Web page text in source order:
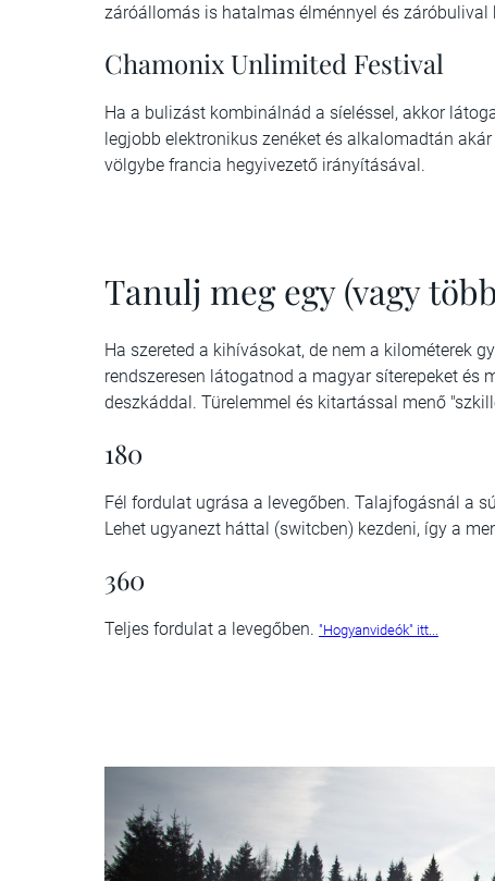
záróállomás is hatalmas élménnyel és záróbulival
Chamonix Unlimited Festival
Ha a bulizást kombinálnád a síeléssel, akkor
legjobb elektronikus zenéket és alkalomadtán
völgybe francia hegyivezető irányításával.
Tanulj meg egy (vagy
Ha szereted a kihívásokat, de nem a kilométerek
rendszeresen látogatnod a magyar síterepeket és
deszkáddal. Türelemmel és kitartással menő
180
Fél fordulat ugrása a levegőben. Talajfogásnál a
Lehet ugyanezt háttal (switcben) kezdeni, így a
360
Teljes fordulat a levegőben. "Hogyanvideók" itt...